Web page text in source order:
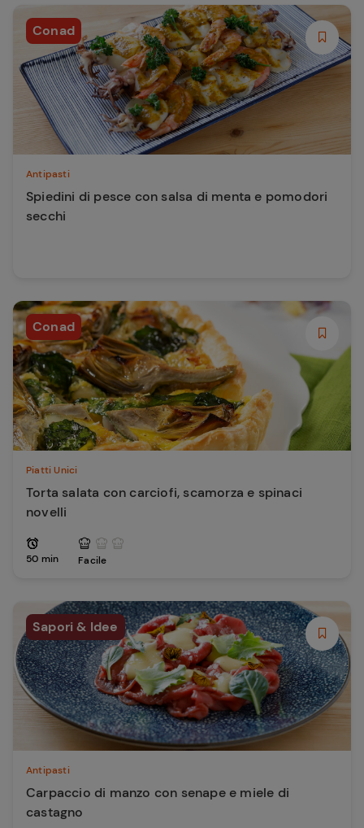
Conad
Antipasti
Spiedini di pesce con salsa di menta e pomodori
secchi
Conad
Piatti Unici
Torta salata con carciofi, scamorza e spinaci
novelli
50 min Facile
Sapori & Idee
Antipasti
Carpaccio di manzo con senape e miele di
castagno